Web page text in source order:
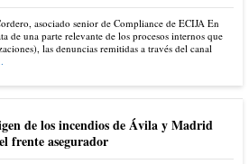
asociado senior de Compliance de ECIJA En
de una parte relevante de los procesos internos que
las denuncias remitidas a través del canal
de los incendios de Ávila y Madrid
frente asegurador